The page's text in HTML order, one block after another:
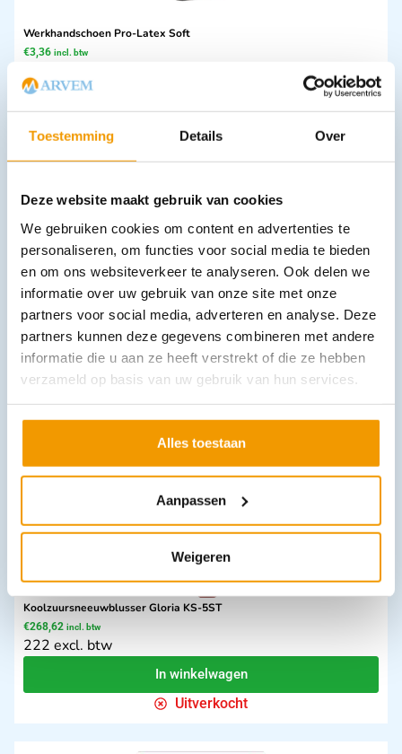
Toestemming Details Over
Deze website maakt gebruik van cookies
We gebruiken cookies om content en advertenties te
personaliseren, om functies voor social media te bieden
en om ons websiteverkeer te analyseren. Ook delen we
informatie over uw gebruik van onze site met onze
partners voor social media, adverteren en analyse. Deze
partners kunnen deze gegevens combineren met andere
informatie die u aan ze heeft verstrekt of die ze hebben
verzameld op basis van uw gebruik van hun services.
Alles toestaan
Aanpassen
Weigeren
Werkhandschoen Pro-Latex Soft
€3,36 incl. btw
Leverbaar
Plum oogspoeling duo Station 500ml ph+1000ml SC
€82,28 incl. btw
68 excl. btw
In winkelwagen
Leverbaar
Koolzuursneeuwblusser Gloria KS-5ST
€268,62 incl. btw
222 excl. btw
In winkelwagen
Uitverkocht